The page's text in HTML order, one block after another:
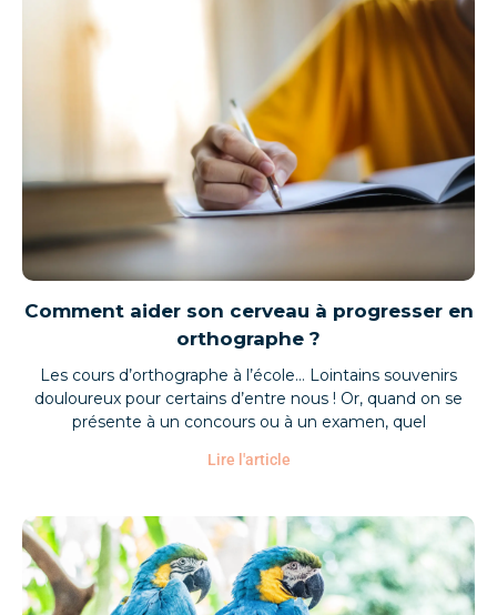
Comment aider son cerveau à progresser en
orthographe ?
Les cours d’orthographe à l’école… Lointains souvenirs
douloureux pour certains d’entre nous ! Or, quand on se
présente à un concours ou à un examen, quel
Lire l'article